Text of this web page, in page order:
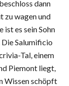
dann
zu wagen und
es sein Sohn
Salumificio
Tal, einem
Piemont liegt,
Wissen schöpft